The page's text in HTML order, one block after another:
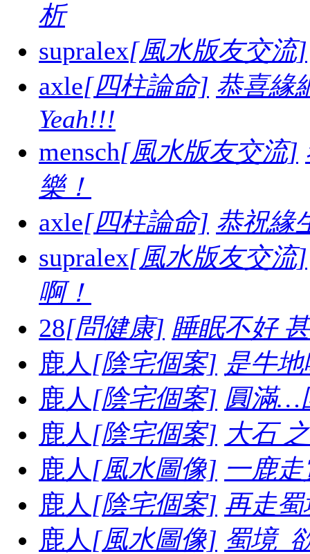
析
supralex[風水版友交流]
axle[四柱論命] 恭喜緣
Yeah!!!
mensch[風水版友交流]
樂！
axle[四柱論命] 恭祝緣
supralex[風水版友交流]
啊！
28[問健康] 睡眠不好
鹿人 [陰宅個案] 是牛
鹿人 [陰宅個案] 圓滿…
鹿人 [陰宅個案] 大石
鹿人 [風水圖像] 一鹿
鹿人 [陰宅個案] 再走
鹿人 [風水圖像] 蜀境_